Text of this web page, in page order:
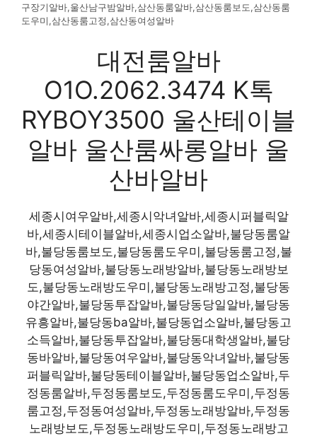
구장기알바,울산남구밤알바,삼산동룸알바,삼산동룸보도,삼산동룸
도우미,삼산동룸고정,삼산동여성알바
대전룸알바
O1O.2062.3474 K톡
RYBOY3500 울산테이블
알바 울산룸싸롱알바 울
산바알바
세종시여우알바,세종시악녀알바,세종시퍼블릭알
바,세종시테이블알바,세종시업소알바,불당동룸알
바,불당동룸보도,불당동룸도우미,불당동룸고정,불
당동여성알바,불당동노래방알바,불당동노래방보
도,불당동노래방도우미,불당동노래방고정,불당동
야간알바,불당동투잡알바,불당동당일알바,불당동
유흥알바,불당동ba알바,불당동업소알바,불당동고
소득알바,불당동투잡알바,불당동대학생알바,불당
동바알바,불당동여우알바,불당동악녀알바,불당동
퍼블릭알바,불당동테이블알바,불당동업소알바,두
정동룸알바,두정동룸보도,두정동룸도우미,두정동
룸고정,두정동여성알바,두정동노래방알바,두정동
노래방보도,두정동노래방도우미,두정동노래방고